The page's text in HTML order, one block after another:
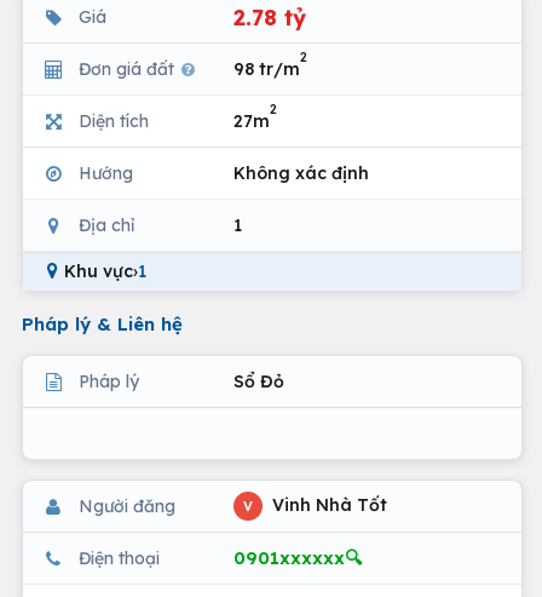
Giá 2.78 tỷ
Đơn giá đất 98 tr/m
2
Diện tích 27m
2
Hướng Không xác định
Địa chỉ 1
Khu vực›1
Pháp lý & Liên hệ
Pháp lý Sổ Đỏ
Người đăng V Vinh Nhà Tốt
Điện thoại 0901xxxxxx🔍